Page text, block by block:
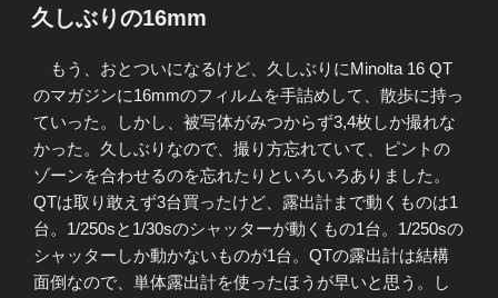
稿
日:
久しぶりの16mm
もう、おとついになるけど、久しぶりにMinolta 16 QT
のマガジンに16mmのフィルムを手詰めして、散歩に持っ
ていった。しかし、被写体がみつからず3,4枚しか撮れな
かった。久しぶりなので、撮り方忘れていて、ピントの
ゾーンを合わせるのを忘れたりといろいろありました。
QTは取り敢えず3台買ったけど、露出計まで動くものは1
台。1/250sと1/30sのシャッターが動くもの1台。1/250sの
シャッターしか動かないものが1台。QTの露出計は結構
面倒なので、単体露出計を使ったほうが早いと思う。し